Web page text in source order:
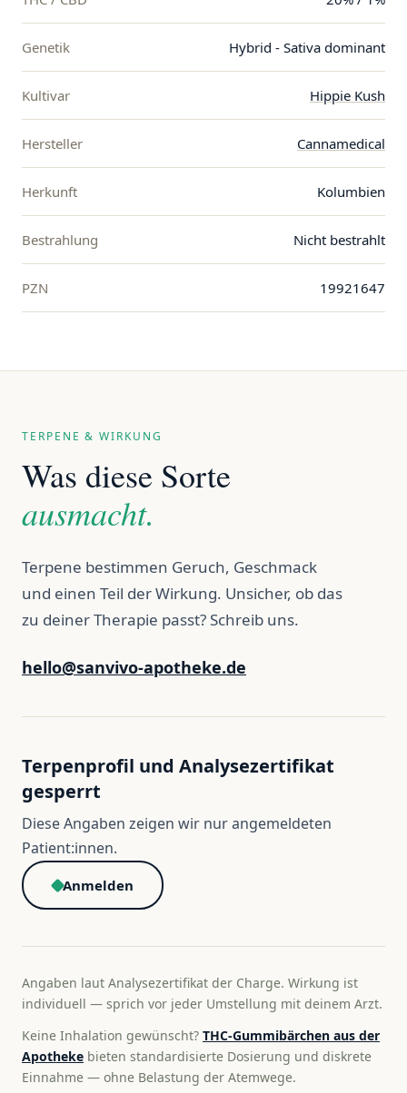
Genetik Hybrid - Sativa dominant
Kultivar Hippie Kush
Hersteller Cannamedical
Herkunft Kolumbien
Bestrahlung Nicht bestrahlt
PZN 19921647
TERPENE & WIRKUNG
Was diese Sorte
ausmacht.
Terpene bestimmen Geruch, Geschmack
und einen Teil der Wirkung. Unsicher, ob das
zu deiner Therapie passt? Schreib uns.
hello@sanvivo-apotheke.de
Terpenprofil und Analysezertifikat
gesperrt
Diese Angaben zeigen wir nur angemeldeten
Patient:innen.
Anmelden
Angaben laut Analysezertifikat der Charge. Wirkung ist
individuell — sprich vor jeder Umstellung mit deinem Arzt.
Keine Inhalation gewünscht? THC-Gummibärchen aus der
Apotheke bieten standardisierte Dosierung und diskrete
Einnahme — ohne Belastung der Atemwege.